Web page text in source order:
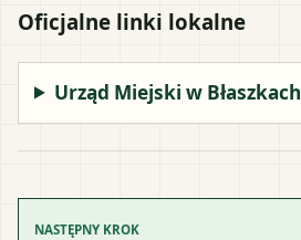
Oficjalne linki lokalne
Urząd Miejski w Błaszkach
NASTĘPNY KROK